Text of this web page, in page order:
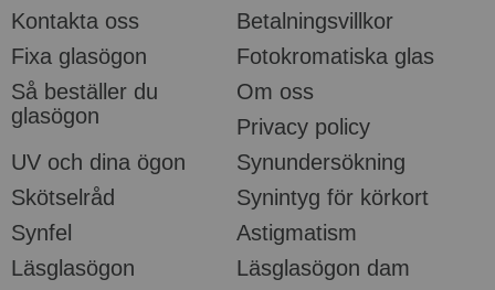
Kontakta oss
Betalningsvillkor
Fixa glasögon
Fotokromatiska glas
Så beställer du
glasögon
Om oss
Privacy policy
UV och dina ögon
Synundersökning
Skötselråd
Synintyg för körkort
Synfel
Astigmatism
Läsglasögon
Läsglasögon dam